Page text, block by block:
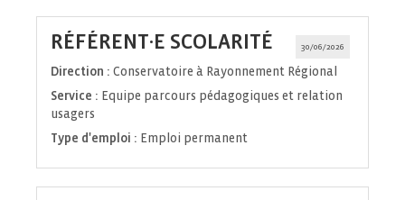
30/06/2026
RÉFÉRENT·E SCOLARITÉ (Nouvelle
fenêtre)
Direction : Conservatoire à Rayonnement Régional
Service : Equipe parcours pédagogiques et relation
usagers
Type d'emploi : Emploi permanent